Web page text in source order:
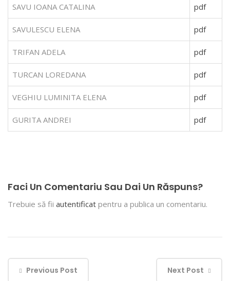
SAVU IOANA CATALINA pdf
SAVULESCU ELENA pdf
TRIFAN ADELA pdf
TURCAN LOREDANA pdf
VEGHIU LUMINITA ELENA pdf
GURITA ANDREI pdf
Faci Un Comentariu Sau Dai Un Răspuns?
Trebuie să fii autentificat pentru a publica un comentariu.
Previous Post Next Post